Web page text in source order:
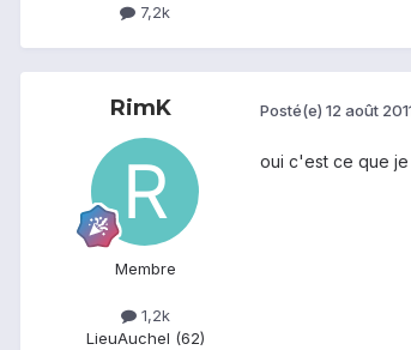
7,2k
RimK
Membre
1,2k
LieuAuchel (62)
Posté(e) 12 août
oui c'est ce que je